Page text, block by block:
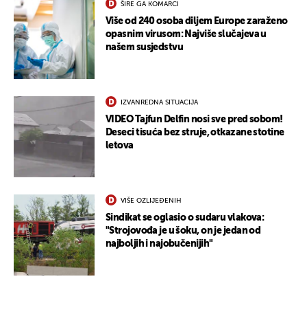
ŠIRE GA KOMARCI
Više od 240 osoba diljem Europe zaraženo
opasnim virusom: Najviše slučajeva u
našem susjedstvu
IZVANREDNA SITUACIJA
VIDEO Tajfun Delfin nosi sve pred sobom!
Deseci tisuća bez struje, otkazane stotine
letova
VIŠE OZLIJEĐENIH
Sindikat se oglasio o sudaru vlakova:
"Strojovođa je u šoku, on je jedan od
najboljih i najobučenijih"